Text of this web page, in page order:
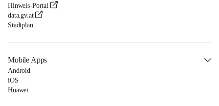
Hinweis-Portal
data.gv.at
Stadtplan
Mobile Apps
Android
iOS
Huawei